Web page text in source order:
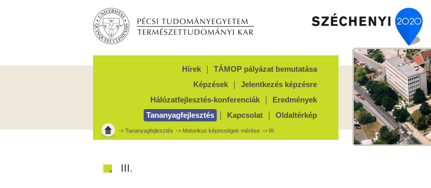
Hírek
TÁMOP pályázat bemutatása
Képzések
Jelentkezés képzésre
Hálózatfejlesztés-konferenciák
Eredmények
Tananyagfejlesztés
Kapcsolat Oldaltérkép
-> Tananyagfejlesztés -> Motorikus képességek mérése -> III.
III.